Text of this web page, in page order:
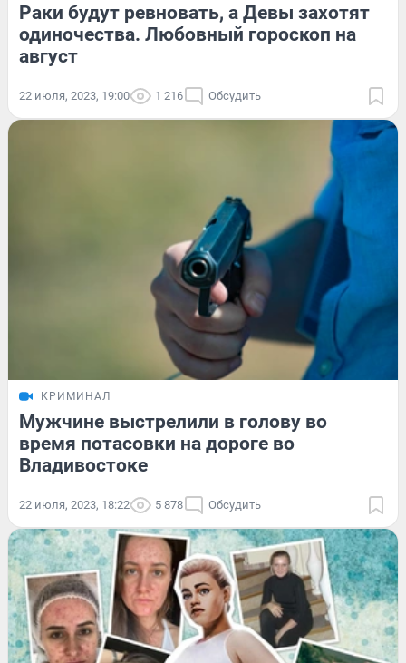
Раки будут ревновать, а Девы захотят
одиночества. Любовный гороскоп на
август
22 июля, 2023, 19:00 1 216 Обсудить
КРИМИНАЛ
Мужчине выстрелили в голову во
время потасовки на дороге во
Владивостоке
22 июля, 2023, 18:22 5 878 Обсудить